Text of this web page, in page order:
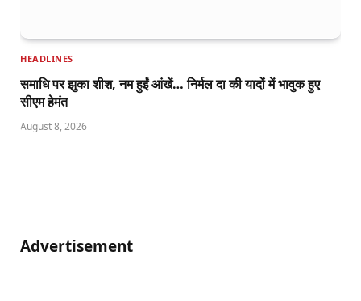
HEADLINES
समाधि पर झुका शीश, नम हुईं आंखें… निर्मल दा की यादों में भावुक हुए
सीएम हेमंत
August 8, 2026
Advertisement